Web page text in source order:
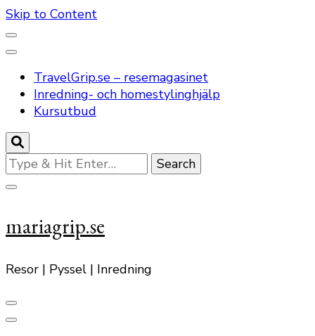
Skip to Content
TravelGrip.se – resemagasinet
Inredning- och homestylinghjälp
Kursutbud
Looking
for
Something?
mariagrip.se
Resor | Pyssel | Inredning